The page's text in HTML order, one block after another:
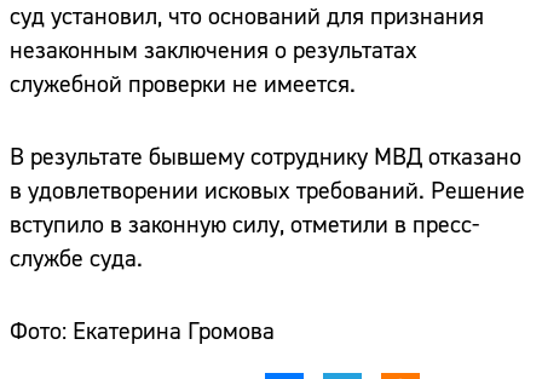
суд установил, что оснований для признания
незаконным заключения о результатах
служебной проверки не имеется.
В результате бывшему сотруднику МВД отказано
в удовлетворении исковых требований. Решение
вступило в законную силу, отметили в пресс-
службе суда.
Фото: Екатерина Громова